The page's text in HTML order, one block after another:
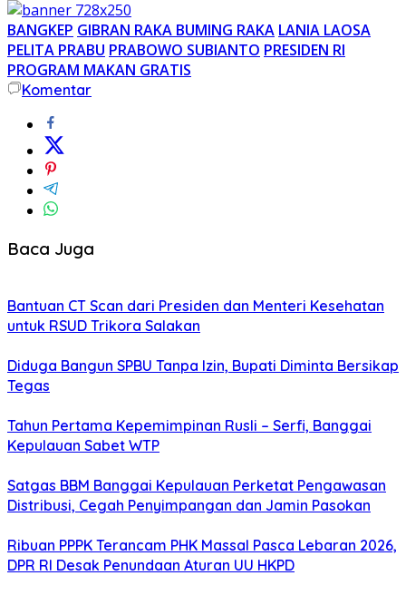
BANGKEP GIBRAN RAKA BUMING RAKA LANIA LAOSA
PELITA PRABU PRABOWO SUBIANTO PRESIDEN RI
PROGRAM MAKAN GRATIS
Komentar
Baca Juga
Bantuan CT Scan dari Presiden dan Menteri Kesehatan
untuk RSUD Trikora Salakan
Diduga Bangun SPBU Tanpa Izin, Bupati Diminta Bersikap
Tegas
Tahun Pertama Kepemimpinan Rusli – Serfi, Banggai
Kepulauan Sabet WTP
Satgas BBM Banggai Kepulauan Perketat Pengawasan
Distribusi, Cegah Penyimpangan dan Jamin Pasokan
Ribuan PPPK Terancam PHK Massal Pasca Lebaran 2026,
DPR RI Desak Penundaan Aturan UU HKPD